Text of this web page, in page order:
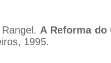
A Reforma do
1995.